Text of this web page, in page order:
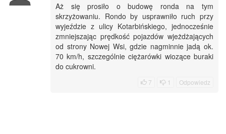
Aż się prosiło o budowę ronda na tym
skrzyżowaniu. Rondo by usprawniło ruch przy
wyjeździe z ulicy Kotarbińskiego, jednocześnie
zmniejszając prędkość pojazdów wjeżdżających
od strony Nowej Wsi, gdzie nagminnie jadą ok.
70 km/h, szczególnie ciężarówki wiozące buraki
do cukrowni.
7 1 Odpowiedz